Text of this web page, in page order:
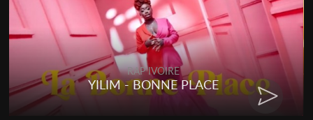
RAP IVOIRE
YILIM - BONNE PLACE